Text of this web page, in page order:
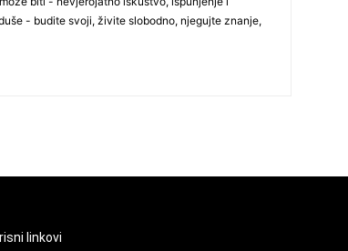
- budite svoji, živite slobodno, njegujte znanje,
linkovi